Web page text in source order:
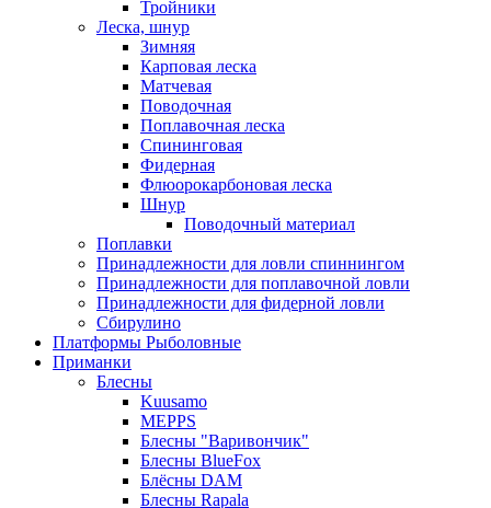
Тройники
Леска, шнур
Зимняя
Карповая леска
Матчевая
Поводочная
Поплавочная леска
Спининговая
Фидерная
Флюорокарбоновая леска
Шнур
Поводочный материал
Поплавки
Принадлежности для ловли спиннингом
Принадлежности для поплавочной ловли
Принадлежности для фидерной ловли
Сбирулино
Платформы Рыболовные
Приманки
Блесны
Kuusamo
MEPPS
Блесны "Варивончик"
Блесны BlueFox
Блёсны DAM
Блесны Rapala